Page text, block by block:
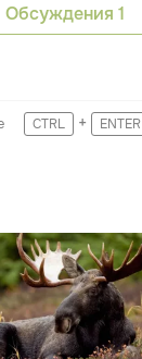
Обсуждения 1
CTRL + ENTER